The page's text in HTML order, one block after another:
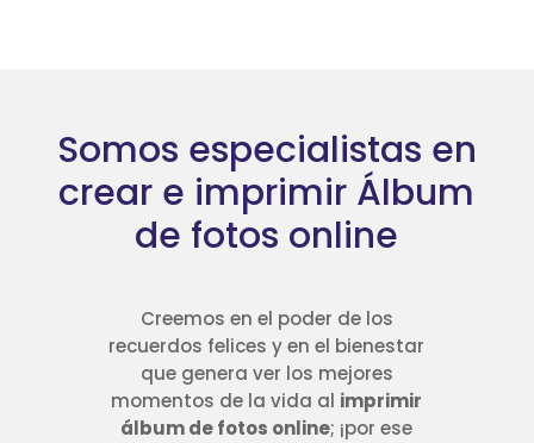
Somos especialistas en
crear e imprimir Álbum
de fotos online
Creemos en el poder de los
recuerdos felices y en el bienestar
que genera ver los mejores
momentos de la vida al imprimir
álbum de fotos online; ¡por ese